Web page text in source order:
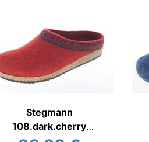
Stegmann
108.dark.cherry